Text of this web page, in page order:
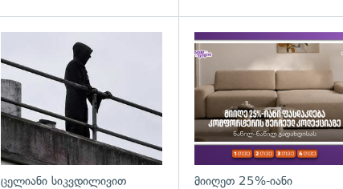
გადახედვა
ცელიანი სიკვდილივით მიიღეთ 25%-იანი